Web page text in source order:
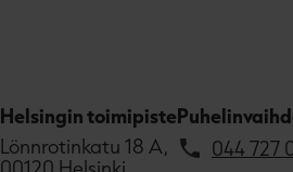
Helsingin toimipiste
Lönnrotinkatu 18 A,
044 727